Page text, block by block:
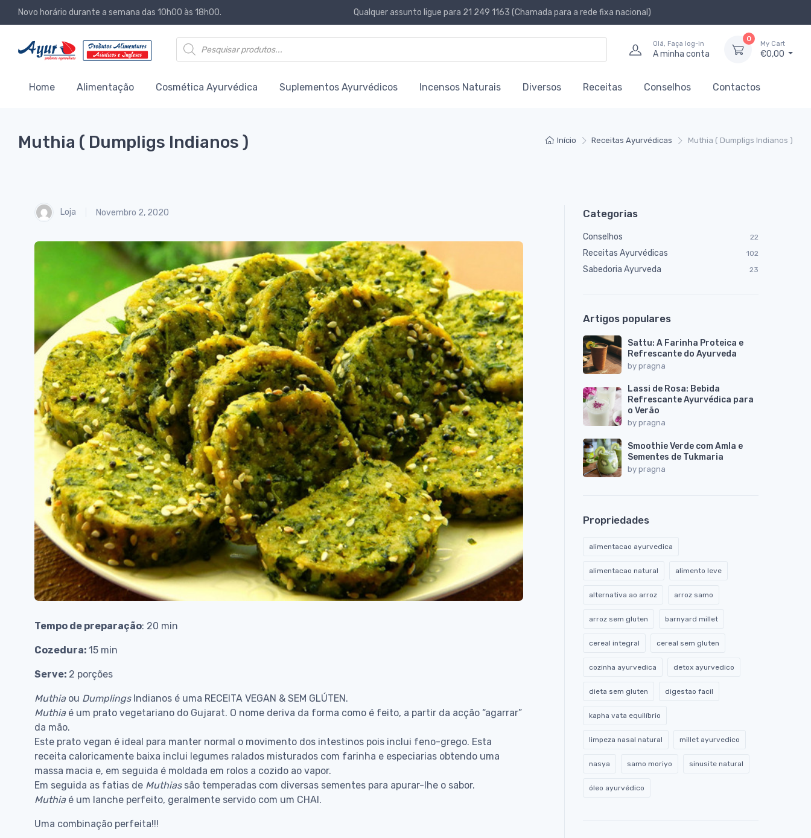
Novo horário durante a semana das 10h00 às 18h00. Qualquer assunto ligue para 21 249 1163 (Chamada para a rede fixa nacional)
Products search Olá, Faça log-in
A minha conta
0
My Cart
€0,00
Home Alimentação Cosmética Ayurvédica Suplementos Ayurvédicos Incensos Naturais Diversos Receitas Conselhos Contactos
Início Receitas Ayurvédicas Muthia ( Dumpligs Indianos )
Muthia ( Dumpligs Indianos )
Loja Novembro 2, 2020
Tempo de preparação: 20 min
Cozedura: 15 min
Serve: 2 porções
Muthiaou DumplingsIndianos é uma RECEITA VEGAN & SEM GLÚTEN.
Muthiaé um prato vegetariano do Gujarat. O nome deriva da forma como é feito, a partir da acção “agarrar”
da mão.
Este prato vegan é ideal para manter normal o movimento dos intestinos pois inclui feno-grego. Esta
receita caloricamente baixa inclui legumes ralados misturados com farinha e especiarias obtendo uma
massa macia e, em seguida é moldada em rolos a cozido ao vapor.
Em seguida as fatias de Muthiassão temperadas com diversas sementes para apurar-lhe o sabor.
Muthiaé um lanche perfeito, geralmente servido com um CHAI.
Uma combinação perfeita!!!
Categorias
Conselhos 22
Receitas Ayurvédicas 102
Sabedoria Ayurveda 23
Artigos populares
Sattu: A Farinha Proteica e
Refrescante do Ayurveda
by pragna
Lassi de Rosa: Bebida
Refrescante Ayurvédica para
o Verão
by pragna
Smoothie Verde com Amla e
Sementes de Tukmaria
by pragna
Propriedades
alimentacao ayurvedica
alimentacao natural alimento leve
alternativa ao arroz arroz samo
arroz sem gluten barnyard millet
cereal integral cereal sem gluten
cozinha ayurvedica detox ayurvedico
dieta sem gluten digestao facil
kapha vata equilíbrio
limpeza nasal natural millet ayurvedico
nasya samo moriyo sinusite natural
óleo ayurvédico